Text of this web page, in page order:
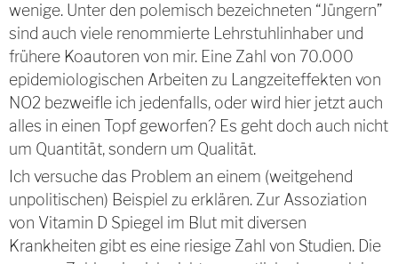
wenige. Unter den polemisch bezeichneten “Jüngern”
sind auch viele renommierte Lehrstuhlinhaber und
frühere Koautoren von mir. Eine Zahl von 70.000
epidemiologischen Arbeiten zu Langzeiteffekten von
NO2 bezweifle ich jedenfalls, oder wird hier jetzt auch
alles in einen Topf geworfen? Es geht doch auch nicht
um Quantität, sondern um Qualität.
Ich versuche das Problem an einem (weitgehend
unpolitischen) Beispiel zu erklären. Zur Assoziation
von Vitamin D Spiegel im Blut mit diversen
Krankheiten gibt es eine riesige Zahl von Studien. Die